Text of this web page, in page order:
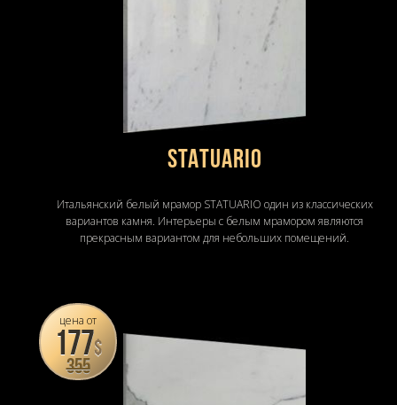
STATUARIO
Итальянский белый мрамор STATUARIO один из классических
вариантов камня. Интерьеры с белым мрамором являются
прекрасным вариантом для небольших помещений.
цена от
177$
355